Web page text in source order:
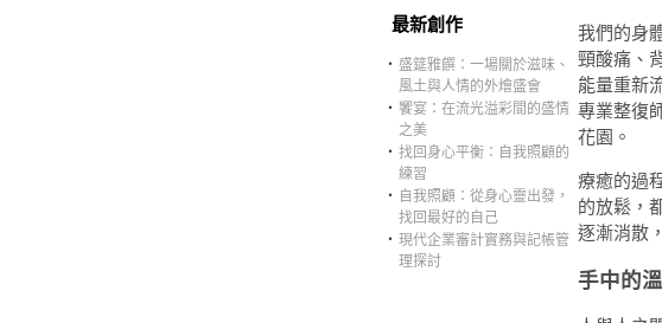
最新創作
‧ 盛筵雅饌：一場關於滋味、
風土與人情的外燴盛會
‧ 饗宴：在流光溢彩間的盛情
之美
‧ 找回身心平衡：自我照顧的
練習
‧ 自我照顧：從身心靈出發，
找回最好的自己
‧ 現代企業審計實務與記帳管
理探討
我們的身
頸酸痛、
能量重新
專業整復
花園。
療癒的過
的放鬆，
逐漸消散
手中的